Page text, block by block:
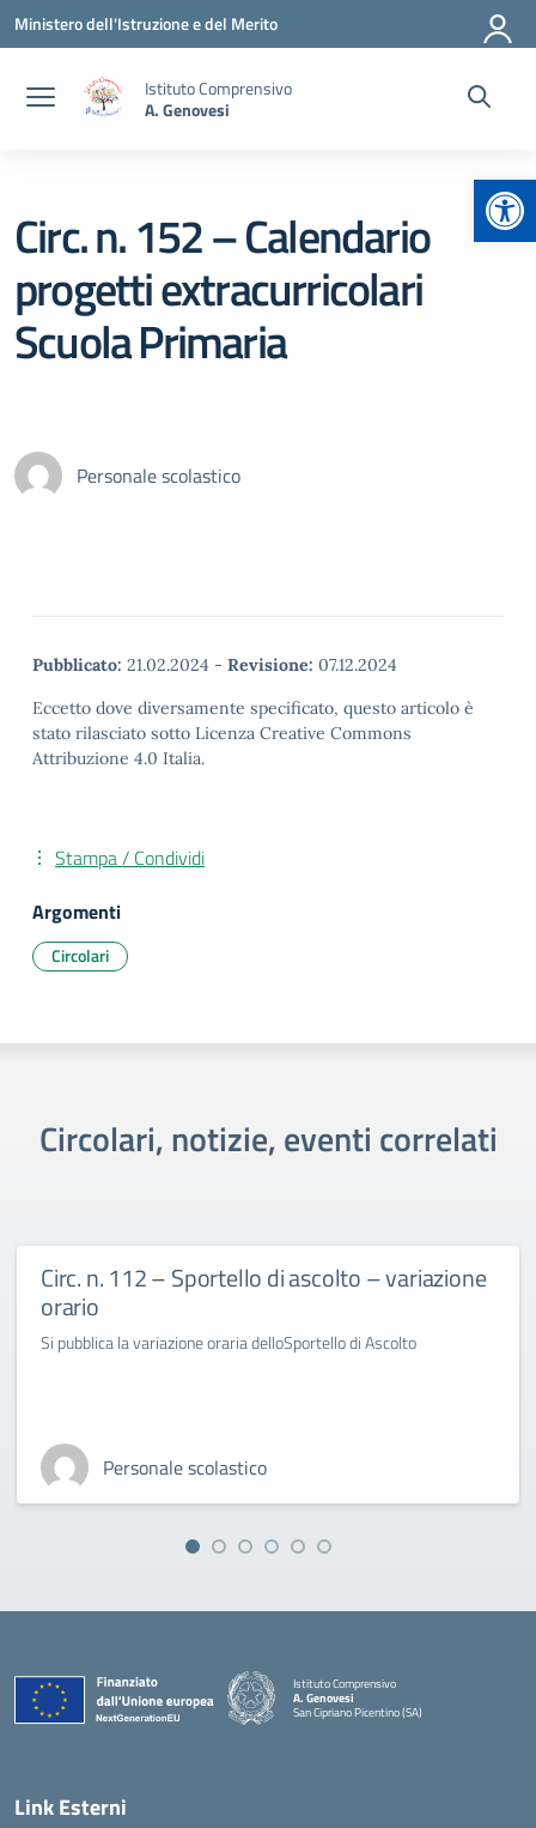
Vai ai contenuti
Vai al menu di navigazione
Vai al footer
Ministero dell'Istruzione e del Merito
Istituto Comprensivo
A. Genovesi
Circ. n. 152 – Calendario
progetti extracurricolari
Scuola Primaria
Personale scolastico
Pubblicato: 21.02.2024 - Revisione: 07.12.2024
Eccetto dove diversamente specificato, questo articolo è
stato rilasciato sotto Licenza Creative Commons
Attribuzione 4.0 Italia.
Stampa / Condividi
Argomenti
Circolari
Circolari, notizie, eventi correlati
Circ. n. 112 – Sportello di ascolto – variazione
orario
Si pubblica la variazione oraria delloSportello di Ascolto
Personale scolastico
Istituto Comprensivo
A. Genovesi
San Cipriano Picentino (SA)
— Visita la pagina iniziale della scuola
Link Esterni